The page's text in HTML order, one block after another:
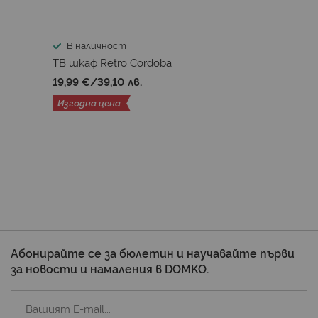
В наличност
ТВ шкаф Retro Cordoba
19,99 €/39,10 лв.
Изгодна цена
Абонирайте се за бюлетин и научавайте първи
за новости и намаления в DOMKO.